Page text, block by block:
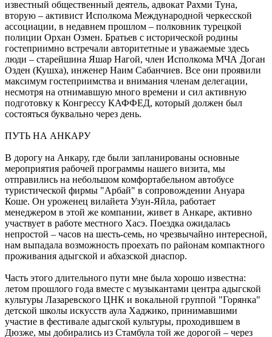
известный общественный деятель, адвокат Рахми Туна,
вторую – активист Исполкома Международной черкесской
ассоциации, в недавнем прошлом – полковник турецкой
полиции Орхан Озмен. Братьев с исторической родины
гостеприимно встречали авторитетные и уважаемые здесь
люди – старейшина Яшар Нагой, член Исполкома МЧА Доган
Озден (Кушха), инженер Наим Сабанчиев. Все они проявили
максимум гостеприимства и внимания членам делегации,
несмотря на отнимавшую много времени и сил активную
подготовку к Конгрессу КАФФЕД, который должен был
состояться буквально через день.
ПУТЬ НА АНКАРУ
В дорогу на Анкару, где были запланированы основные
мероприятия рабочей программы нашего визита, мы
отправились на небольшом комфортабельном автобусе
туристической фирмы "Арбай" в сопровождении Ануара
Коше. Он уроженец вилайета Узун-Яйла, работает
менеджером в этой же компании, живет в Анкаре, активно
участвует в работе местного Хасэ. Поездка ожидалась
непростой – часов на шесть-семь, но чрезвычайно интересной,
нам выпадала возможность проехать по районам компактного
проживания адыгской и абхазской диаспор.
Часть этого длительного пути мне была хорошо известна:
летом прошлого года вместе с музыкантами центра адыгской
культуры Лазаревского ЦНК и вокальной группой "Горянка"
детской школы искусств аула Хаджико, принимавшими
участие в фестивале адыгской культуры, проходившем в
Дюзже, мы добирались из Стамбула той же дорогой – через